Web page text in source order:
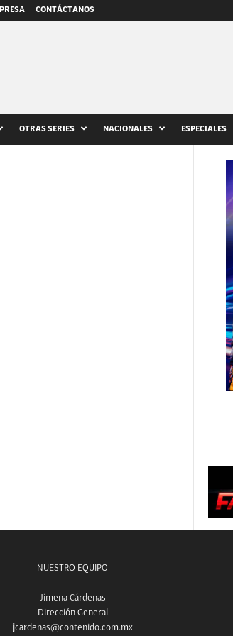
CONTÁCTANOS
OTRAS SERIES NACIONALES ESPECIALES
NUESTRO EQUIPO
Jimena Cárdenas
Dirección General
jcardenas@contenido.com.mx